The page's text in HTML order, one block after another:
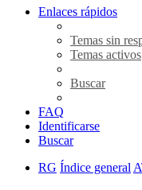
Enlaces rápidos
Temas sin
Temas activos
Buscar
FAQ
Identificarse
Buscar
RG Índice general